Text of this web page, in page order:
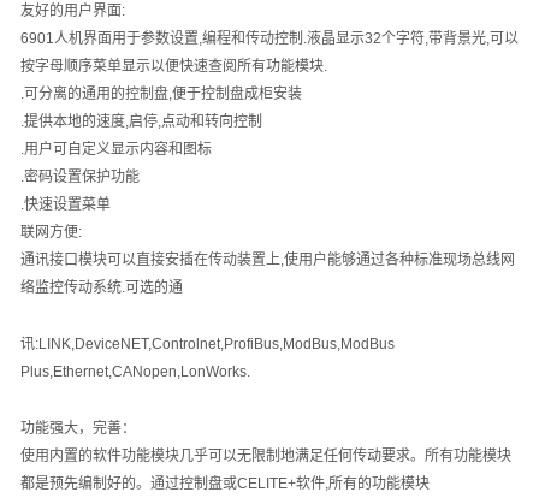
友好的用户界面:
6901人机界面用于参数设置,编程和传动控制 .液晶显示32个字符,带背景光,可以
按字母顺序菜单显示以便快速查阅所有功能模块.
.可分离的通用的控制盘,便于控制盘成柜安装
.提供本地的速度,启停,点动和转向控制
.用户可自定义显示内容和图标
.密码设置保护功能
.快速设置菜单
联网方便:
通讯接口模块可以直接安插在传动装置上,使用户能够通过各种标准现场总线网
络监控传动系统.可选的通
讯:LINK,DeviceNET,Controlnet,ProfiBus,ModBus,ModBus
Plus,Ethernet,CANopen,LonWorks.
功能强大，完善：
使用内置的软件功能模块几乎可以无限制地满足任何传动要求。所有功能模块
都是预先编制好的。通过控制盘或CELITE+软件,所有的功能模块